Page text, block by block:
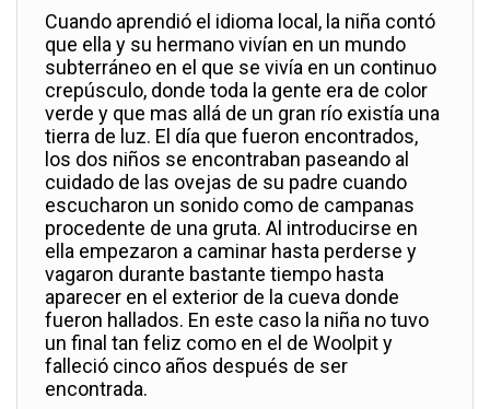
Cuando aprendió el idioma local, la niña contó
que ella y su hermano vivían en un mundo
subterráneo en el que se vivía en un continuo
crepúsculo, donde toda la gente era de color
verde y que mas allá de un gran río existía una
tierra de luz. El día que fueron encontrados,
los dos niños se encontraban paseando al
cuidado de las ovejas de su padre cuando
escucharon un sonido como de campanas
procedente de una gruta. Al introducirse en
ella empezaron a caminar hasta perderse y
vagaron durante bastante tiempo hasta
aparecer en el exterior de la cueva donde
fueron hallados. En este caso la niña no tuvo
un final tan feliz como en el de Woolpit y
falleció cinco años después de ser
encontrada.